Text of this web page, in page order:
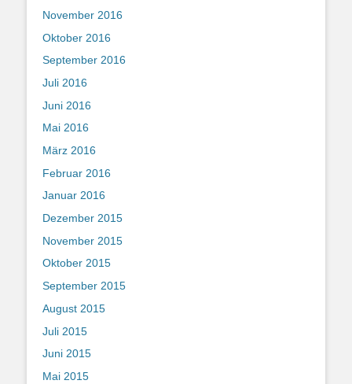
November 2016
Oktober 2016
September 2016
Juli 2016
Juni 2016
Mai 2016
März 2016
Februar 2016
Januar 2016
Dezember 2015
November 2015
Oktober 2015
September 2015
August 2015
Juli 2015
Juni 2015
Mai 2015